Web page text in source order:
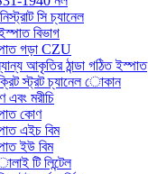
সি চ্যানেল
বিভাগ
গড়া CZU
আকৃতির ঠান্ডা গঠিত ইস্পাত
স্ট্রট চ্যানেল োকান
মরীচি
কোণ
এইচ বিম
ইউ বিম
টি লিন্টেল